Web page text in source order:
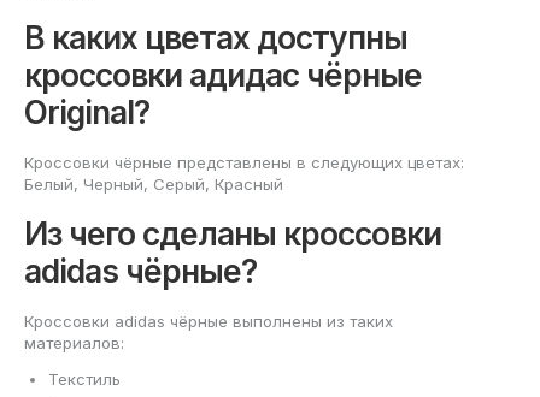
В каких цветах доступны
кроссовки адидас чёрные
Original?
Кроссовки чёрные представлены в следующих цветах:
Белый, Черный, Серый, Красный
Из чего сделаны кроссовки
adidas чёрные?
Кроссовки adidas чёрные выполнены из таких
материалов:
Текстиль